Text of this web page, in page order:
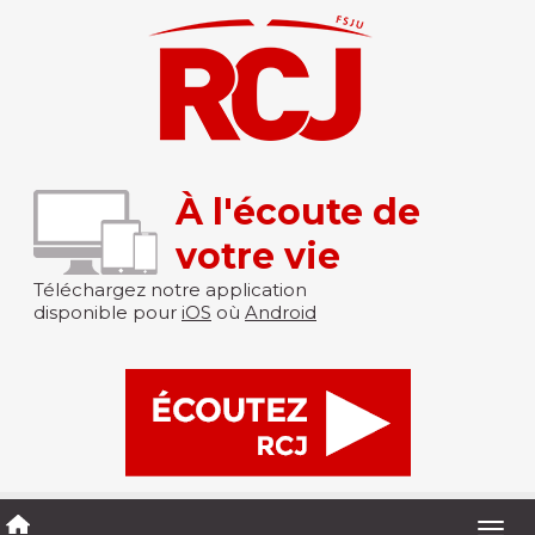
À l'écoute de
votre vie
Téléchargez notre application
disponible pour iOS où Android